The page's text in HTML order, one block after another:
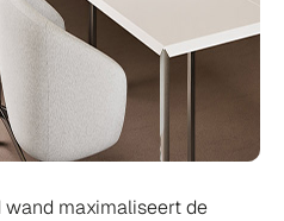
wand maximaliseert de